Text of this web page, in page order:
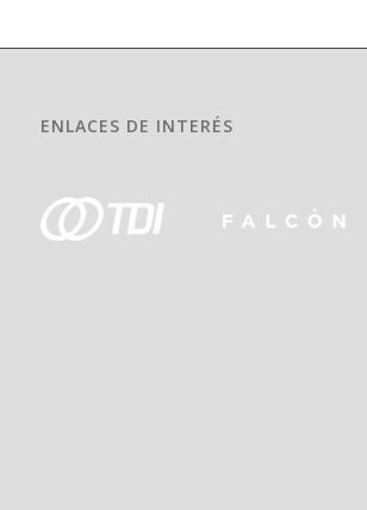
ENLACES DE INTERÉS